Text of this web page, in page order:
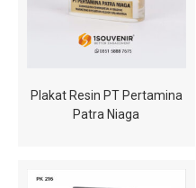
Plakat Resin PT Pertamina
Patra Niaga